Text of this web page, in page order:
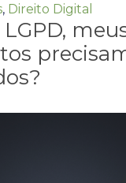
, Direito Digital